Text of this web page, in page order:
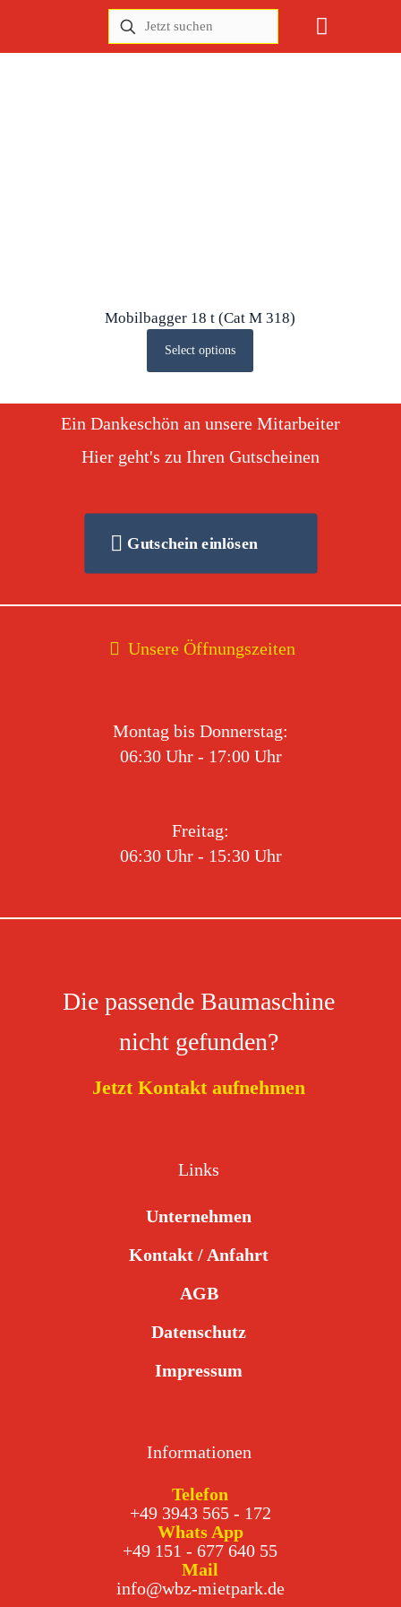
Mobilbagger 18 t (Cat M 318)
Select options
Ein Dankeschön an unsere Mitarbeiter
Hier geht's zu Ihren Gutscheinen
Gutschein einlösen
Unsere Öffnungszeiten
Montag bis Donnerstag:
06:30 Uhr - 17:00 Uhr
Freitag:
06:30 Uhr - 15:30 Uhr
Die passende Baumaschine
nicht gefunden?
Jetzt Kontakt aufnehmen
Links
Unternehmen
Kontakt / Anfahrt
AGB
Datenschutz
Impressum
Informationen
Telefon
+49 3943 565 - 172
Whats App
+49 151 - 677 640 55
Mail
info@wbz-mietpark.de